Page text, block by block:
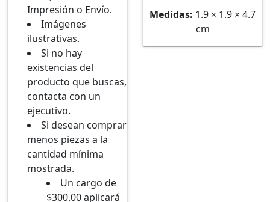
Impresión o Envío.
Imágenes
ilustrativas.
Si no hay
existencias del
producto que buscas,
contacta con un
ejecutivo.
Si desean comprar
menos piezas a la
cantidad mínima
mostrada.
Un cargo de
$300.00 aplicará
Medidas: 1.9 × 1.9 × 4.7
cm